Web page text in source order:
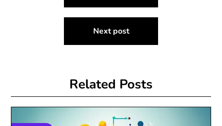
Next post
Related Posts